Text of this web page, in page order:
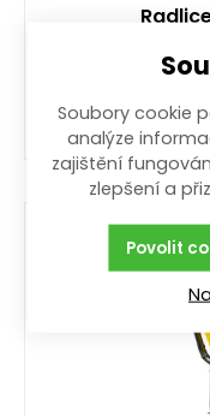
5
Soubory cookie
analýze
zajištění
zlepšení a
Povolit